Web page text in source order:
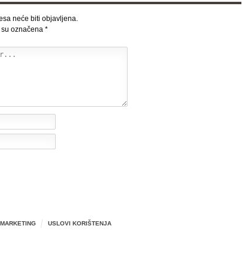
neće biti objavljena.
označena *
MARKETING USLOVI KORIŠTENJA